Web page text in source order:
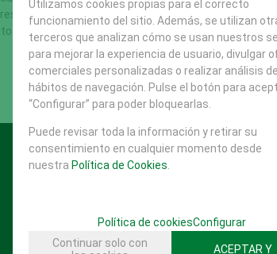
a dos tableros y montadas sobre
al siguiente. Altura 1.10 m, Anchura 0.70 m.
Utilizamos cookies propias para el correcto
funcionamiento del sitio. Además, se utilizan
terceros que analizan cómo se usan nuestros
para mejorar la experiencia de usuario, divulgar
comerciales personalizadas o realizar análisis
hábitos de navegación. Pulse el botón para
“Configurar” para poder bloquearlas.
Puede revisar toda la información y retirar su
consentimiento en cualquier momento desde
nuestra Política de Cookies
Política de cookiesConfigurar
Continuar solo con
ACEPTAR Y